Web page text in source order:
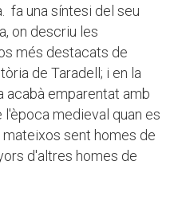
fa una síntesi del seu
on descriu les
més destacats de
de Taradell; i en la
acabà emparentat amb
l'època medieval quan es
sent homes de
d'altres homes de